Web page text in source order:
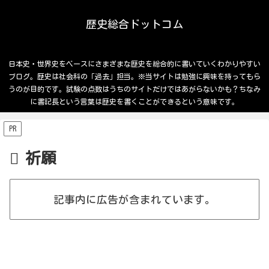
歴史総合ドットコム
日本史・世界史をベースにさまざまな歴史を総合的に書いていくわかりやすい
ブログ。歴史は社会科の「過去」担当。※当サイトは勉強に興味を持ってもら
うのが目的です。試験の点数はうちのサイトだけではあがらないかも？ちなみ
に書記長という言葉は歴史を書くことができるという意味です。
PR
祈願
記事内に広告が含まれています。